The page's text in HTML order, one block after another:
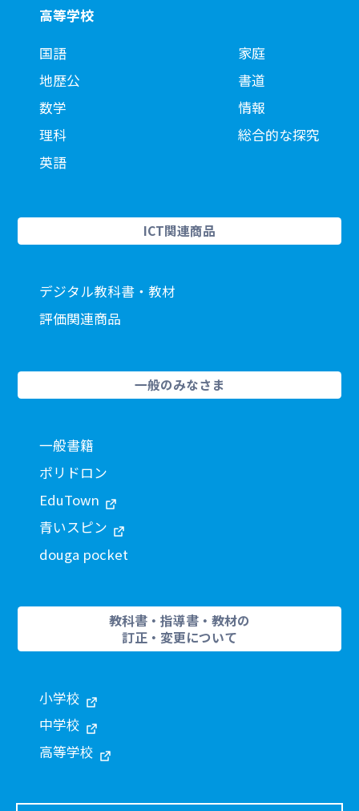
高等学校
国語
地歴公
数学
理科
英語
家庭
書道
情報
総合的な探究
ICT関連商品
デジタル教科書・教材
評価関連商品
一般のみなさま
一般書籍
ポリドロン
EduTown
青いスピン
douga pocket
教科書・指導書・教材の
訂正・変更について
小学校
中学校
高等学校